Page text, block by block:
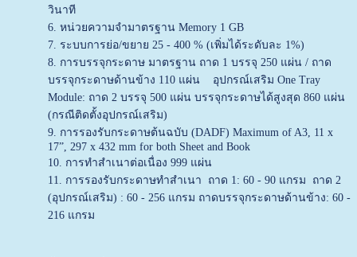
วินาที
หน่วยความจำมาตรฐาน Memory 1 GB
ระบบการย่อ/ขยาย 25 - 400 % (เพิ่มได้ระดับละ 1%)
การบรรจุกระดาษ มาตรฐาน ถาด 1 บรรจุ 250 แผ่น / ถาด
บรรจุกระดาษด้านข้าง 110 แผ่น อุปกรณ์เสริม One Tray
Module: ถาด 2 บรรจุ 500 แผ่น บรรจุกระดาษได้สูงสุด 860 แผ่น
(กรณีติดตั้งอุปกรณ์เสริม)
การรองรับกระดาษต้นฉบับ (DADF) Maximum of A3, 11 x
17”, 297 x 432 mm for both Sheet and Book
การทำสำเนาต่อเนื่อง 999 แผ่น
การรองรับกระดาษทำสำเนา ถาด 1: 60 - 90 แกรม ถาด 2
(อุปกรณ์เสริม) : 60 - 256 แกรม ถาดบรรจุกระดาษด้านข้าง: 60 -
216 แกรม